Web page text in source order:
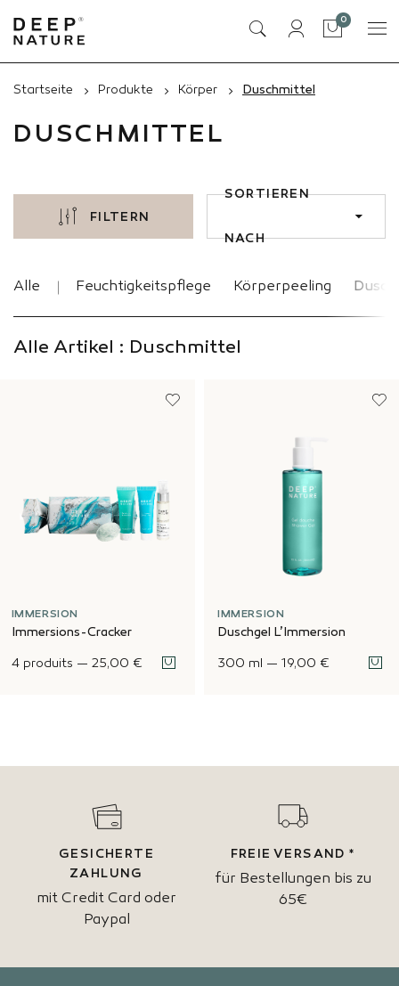
Tasche
0Artikel
Startseite Produkte Körper Duschmittel
DUSCHMITTEL
FILTERN
SORTIEREN
NACH
Alle Feuchtigkeitspflege Körperpeeling
Alle Artikel : Duschmittel
IMMERSION
Immersions-Cracker
4 produits — 25,00 €
IMMERSION
Duschgel L’Immersion
300 ml — 19,00 €
GESICHERTE
ZAHLUNG
mit Credit Card oder
Paypal
FREIE VERSAND *
für Bestellungen bis zu
65€